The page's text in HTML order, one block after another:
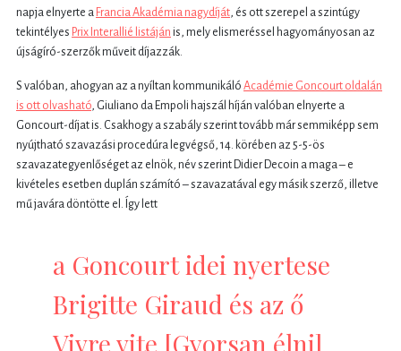
napja elnyerte a Francia Akadémia nagydíját, és ott szerepel a szintúgy
tekintélyes Prix Interallié listáján is, mely elismeréssel hagyományosan az
újságíró-szerzők műveit díjazzák.
S valóban, ahogyan az a nyíltan kommunikáló Académie Goncourt oldalán
is ott olvasható, Giuliano da Empoli hajszál híján valóban elnyerte a
Goncourt-díjat is. Csakhogy a szabály szerint tovább már semmiképp sem
nyújtható szavazási procedúra legvégső, 14. körében az 5-5-ös
szavazategyenlőséget az elnök, név szerint Didier Decoin a maga – e
kivételes esetben duplán számító – szavazatával egy másik szerző, illetve
mű javára döntötte el. Így lett
a Goncourt idei nyertese
Brigitte Giraud és az ő
Vivre vite [Gyorsan élni]